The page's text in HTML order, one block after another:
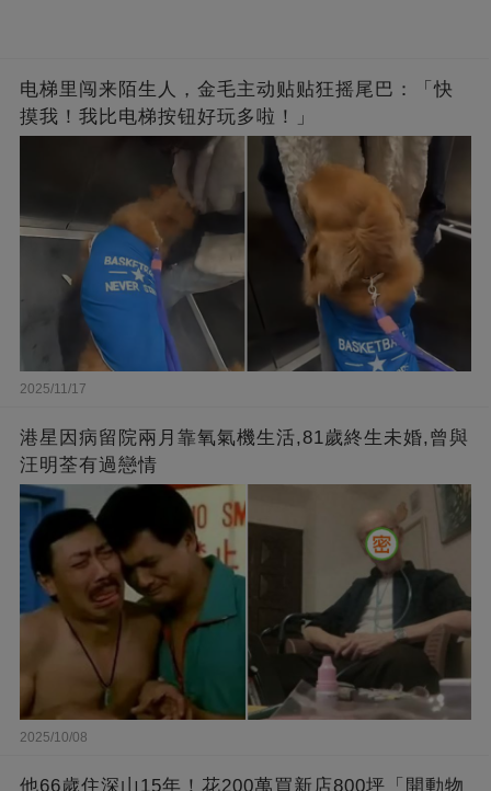
电梯里闯来陌生人，金毛主动贴贴狂摇尾巴：「快
摸我！我比电梯按钮好玩多啦！」
2025/11/17
港星因病留院兩月靠氧氣機生活,81歲終生未婚,曾與
汪明荃有過戀情
2025/10/08
他66歲住深山15年！花200萬買新店800坪「開動物